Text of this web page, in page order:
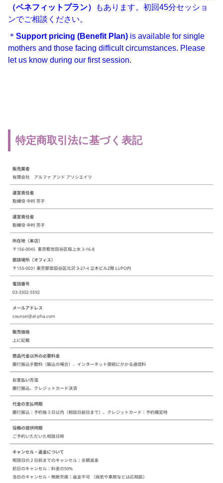
（ベネフィットプラン）
もあります。初回45分セッショ
ンでご相談ください。
＊ Support pricing (Benefit Plan) is available for single
mothers and those facing difficult circumstances. Please
let us know during our first session.
特定商取引法に基づく表記